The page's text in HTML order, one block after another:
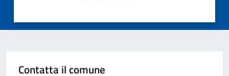
Contatta il comune